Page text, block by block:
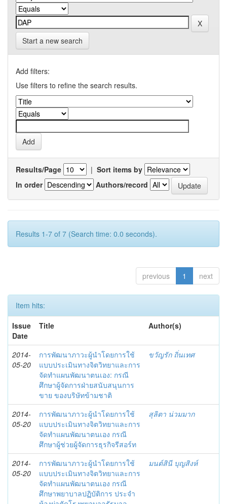
Start a new search
Add filters:
Use filters to refine the search results.
Results/Page | Sort items by
In order
Authors/record
Results 1-7 of 7 (Search time: 0.0 seconds).
previous 1 next
Item hits:
Issue
Date
Title Author(s)
2014-
05-20
การพัฒนาภาวะผู้นำโดยการใช้
แบบประเมินทางจิตวิทยาและการ
จัดทำแผนพัฒนาตนเอง: กรณี
ศึกษาผู้จัดการฝ่ายสนับสนุนการ
ขาย ของบริษัทข้ามชาติ
ขวัญรัก ถิ่นเทศ
2014-
05-20
การพัฒนาภาวะผู้นำโดยการใช้
แบบประเมินทางจิตวิทยาและการ
จัดทำแผนพัฒนาตนเอง กรณี
ศึกษาผู้ช่วยผู้จัดการธุรกิจรีสอร์ท
สุลิตา น่วมมาก
2014-
05-20
การพัฒนาภาวะผู้นำโดยการใช้
แบบประเมินทางจิตวิทยาและการ
จัดทำแผนพัฒนาตนเอง กรณี
ศึกษาพยาบาลปฏิบัติการ ประจำ
มนต์สินี บุญสิงห์